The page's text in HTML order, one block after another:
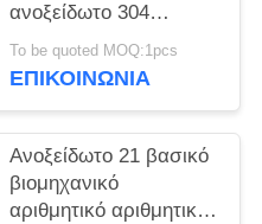
ανοξείδωτο 304
πληκτρολογίων
To be quoted MOQ:1pcs
ΕΠΙΚΟΙΝΩΝΊΑ
Ανοξείδωτο 21 βασικό
βιομηχανικό
αριθμητικό αριθμητικό